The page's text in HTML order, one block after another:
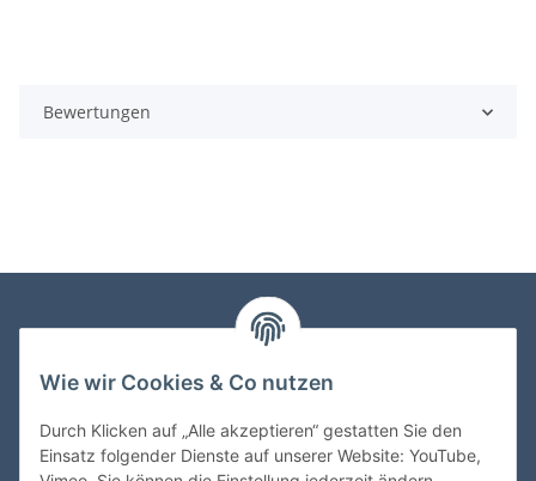
Wie wir Cookies & Co nutzen
Durch Klicken auf „Alle akzeptieren“ gestatten Sie den
Einsatz folgender Dienste auf unserer Website: YouTube,
Bewertungen
Gesetzliche Informationen